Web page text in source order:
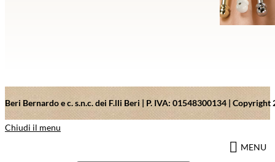
Beri Bernardo e c. s.n.c. dei F.lli Beri | P. IVA: 01548300134 |
Chiudi il menu
MENU